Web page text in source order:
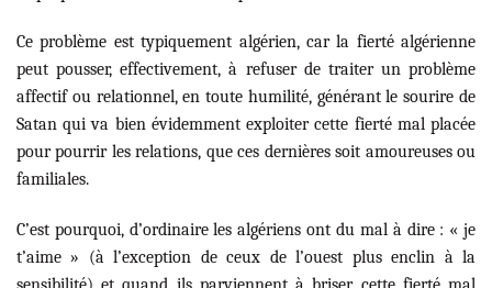
Ce problème est typiquement algérien, car la fierté algérienne
peut pousser, effectivement, à refuser de traiter un problème
affectif ou relationnel, en toute humilité, générant le sourire de
Satan qui va bien évidemment exploiter cette fierté mal placée
pour pourrir les relations, que ces dernières soit amoureuses ou
familiales.
C’est pourquoi, d’ordinaire les algériens ont du mal à dire : « je
t’aime » (à l’exception de ceux de l’ouest plus enclin à la